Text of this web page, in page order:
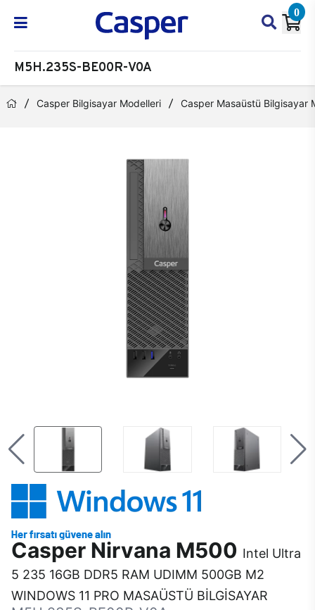
0
M5H.235S-BE00R-V0A
Casper Bilgisayar Modelleri Casper Masaüstü Bilgisayar
Casper Nirvana M500 Intel Ultra
5 235 16GB DDR5 RAM UDIMM 500GB M2
WINDOWS 11 PRO MASAÜSTÜ BİLGİSAYAR